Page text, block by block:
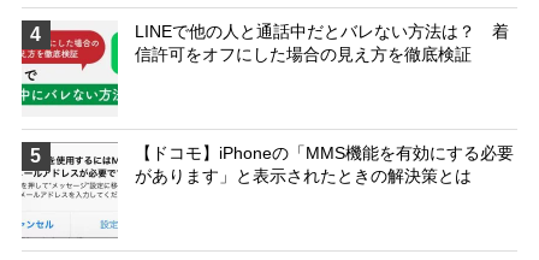
4
LINEで他の人と通話中だとバレない方法は？ 着
信許可をオフにした場合の見え方を徹底検証
5
【ドコモ】iPhoneの「MMS機能を有効にする必要
があります」と表示されたときの解決策とは